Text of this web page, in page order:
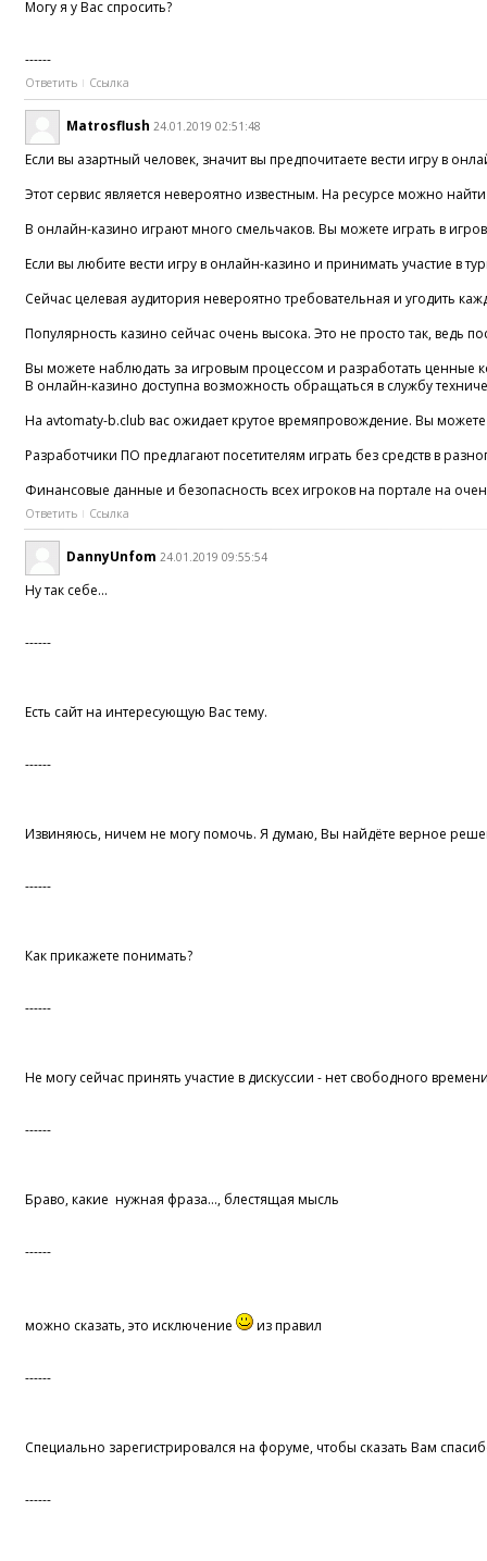
Могу я у Вас спросить?
------
Ответить Ссылка
Matrosflush 24.01.2019 02:51:48
Если вы азартный человек, значит вы предпочитаете вести игру в
Этот сервис является невероятно известным. На ресурсе можно
В онлайн-казино играют много смельчаков. Вы можете играть в
Если вы любите вести игру в онлайн-казино и принимать участие в
Сейчас целевая аудитория невероятно требовательная и угодить
Популярность казино сейчас очень высока. Это не просто так, ведь
Вы можете наблюдать за игровым процессом и разработать ценные
В онлайн-казино доступна возможность обращаться в службу
На avtomaty-b.club вас ожидает крутое времяпровождение. Вы
Разработчики ПО предлагают посетителям играть без средств в
Финансовые данные и безопасность всех игроков на портале на
Ответить Ссылка
DannyUnfom 24.01.2019 09:55:54
Ну так себе...
------
Есть сайт на интересующую Вас тему.
------
Извиняюсь, ничем не могу помочь. Я думаю, Вы найдёте верное
------
Как прикажете понимать?
------
Не могу сейчас принять участие в дискуссии - нет свободного
------
Браво, какие нужная фраза..., блестящая мысль
------
можно сказать, это исключение из правил
------
Специально зарегистрировался на форуме, чтобы сказать Вам
------